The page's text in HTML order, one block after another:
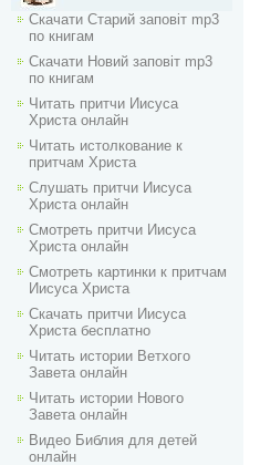
Скачати Старий заповіт mp3
по книгам
Скачати Новий заповіт mp3
по книгам
Читать притчи Иисуса
Христа онлайн
Читать истолкование к
притчам Христа
Слушать притчи Иисуса
Христа онлайн
Смотреть притчи Иисуса
Христа онлайн
Смотреть картинки к притчам
Иисуса Христа
Скачать притчи Иисуса
Христа бесплатно
Читать истории Ветхого
Завета онлайн
Читать истории Нового
Завета онлайн
Видео Библия для детей
онлайн